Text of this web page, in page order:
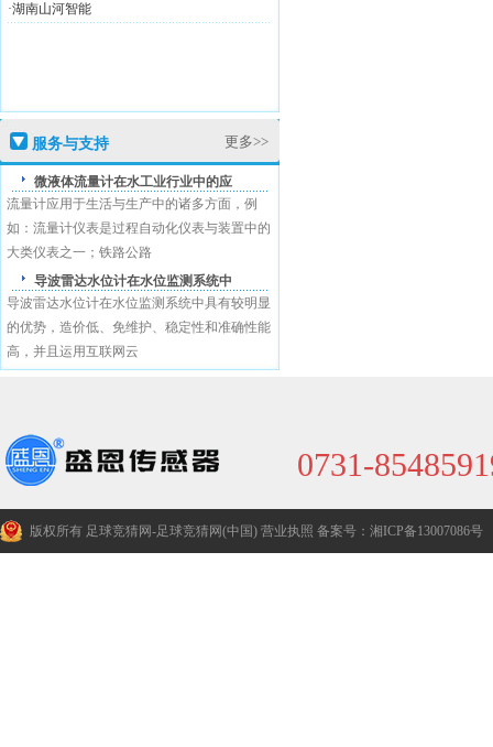
·湖南山河智能
服务与支持 更多>>
微液体流量计在水工业行业中的应
流量计应用于生活与生产中的诸多方面，例
如：流量计仪表是过程自动化仪表与装置中的
大类仪表之一；铁路公路
导波雷达水位计在水位监测系统中
导波雷达水位计在水位监测系统中具有较明显
的优势，造价低、免维护、稳定性和准确性能
高，并且运用互联网云
0731-
版权所有 足球竞猜网-足球竞猜网(中国) 营业执照 备案号：湘ICP备13007086号